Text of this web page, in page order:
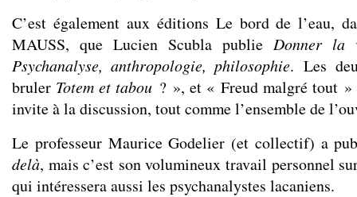
C’est également aux éditions Le bord de l’eau,
MAUSS, que Lucien Scubla publie Donner la
Psychanalyse, anthropologie, philosophie. Les
bruler Totem et tabou ? », et « Freud malgré tout »
invite à la discussion, tout comme l’ensemble de
Le professeur Maurice Godelier (et collectif) a
delà, mais c’est son volumineux travail personnel
qui intéressera aussi les psychanalystes lacaniens.